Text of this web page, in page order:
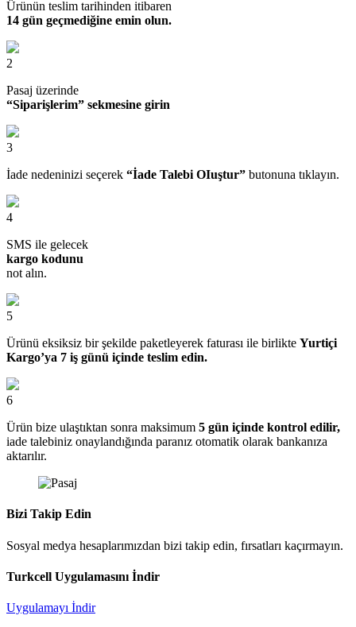
Ürünün teslim tarihinden itibaren
14 gün geçmediğine emin olun.
2
Pasaj üzerinde
“Siparişlerim” sekmesine girin
3
İade nedeninizi seçerek “İade Talebi OIuştur” butonuna tıklayın.
4
SMS ile gelecek
kargo kodunu
not alın.
5
Ürünü eksiksiz bir şekilde paketleyerek faturası ile birlikte Yurtiçi
Kargo’ya 7 iş günü içinde teslim edin.
6
Ürün bize ulaştıktan sonra maksimum 5 gün içinde kontrol edilir,
iade talebiniz onaylandığında paranız otomatik olarak bankanıza
aktarılır.
Bizi Takip Edin
Sosyal medya hesaplarımızdan bizi takip edin, fırsatları kaçırmayın.
Turkcell Uygulamasını İndir
Uygulamayı İndir